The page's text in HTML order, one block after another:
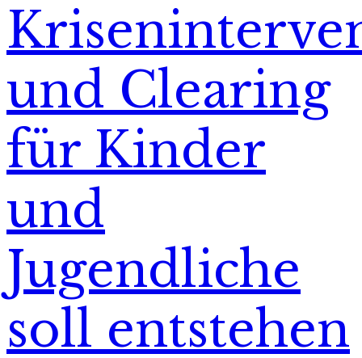
und Clearing
für Kinder
und
Jugendliche
soll entstehen